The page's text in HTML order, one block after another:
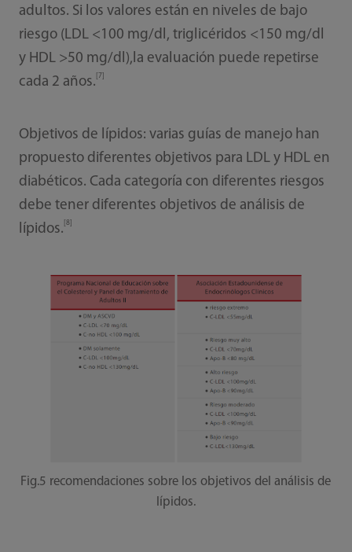
adultos. Si los valores están en niveles de bajo
riesgo (LDL <100 mg/dl, triglicéridos <150 mg/dl
y HDL >50 mg/dl),la evaluación puede repetirse
cada 2 años. [7]
Objetivos de lípidos: varias guías de manejo han
propuesto diferentes objetivos para LDL y HDL en
diabéticos. Cada categoría con diferentes riesgos
debe tener diferentes objetivos de análisis de
lípidos. [8]
Fig.5 recomendaciones sobre los objetivos del análisis de
lípidos.